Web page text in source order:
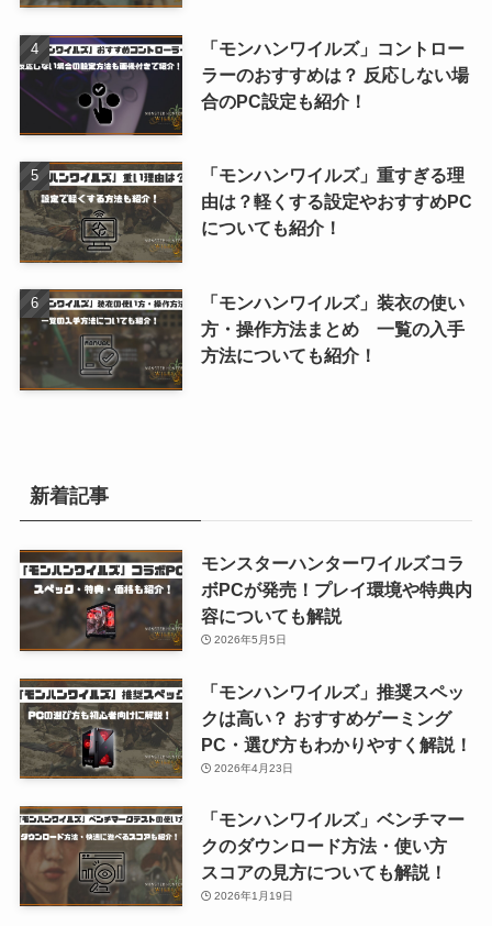
「モンハンワイルズ」コントロー
ラーのおすすめは？ 反応しない場
合のPC設定も紹介！
「モンハンワイルズ」重すぎる理
由は？軽くする設定やおすすめPC
についても紹介！
「モンハンワイルズ」装衣の使い
方・操作方法まとめ 一覧の入手
方法についても紹介！
新着記事
モンスターハンターワイルズコラ
ボPCが発売！プレイ環境や特典内
容についても解説
2026年5月5日
「モンハンワイルズ」推奨スペッ
クは高い？ おすすめゲーミング
PC・選び方もわかりやすく解説！
2026年4月23日
「モンハンワイルズ」ベンチマー
クのダウンロード方法・使い方
スコアの見方についても解説！
2026年1月19日